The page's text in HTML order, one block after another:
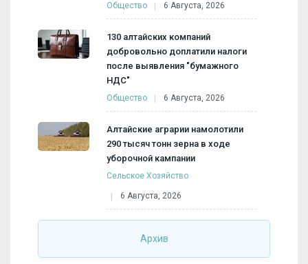
Общество 6 Августа, 2026
130 алтайских компаний
добровольно доплатили налоги
после выявления "бумажного
НДС"
Общество 6 Августа, 2026
Алтайские аграрии намолотили
290 тысяч тонн зерна в ходе
уборочной кампании
Сельское Хозяйство
6 Августа, 2026
Архив